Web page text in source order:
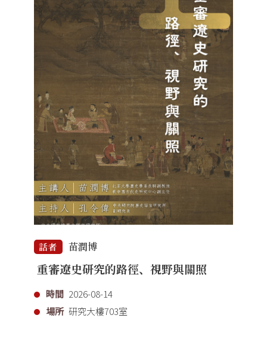
話者 苗潤博
重審遼史研究的路徑、視野與關照
時間 2026-08-14
場所 研究大樓703室